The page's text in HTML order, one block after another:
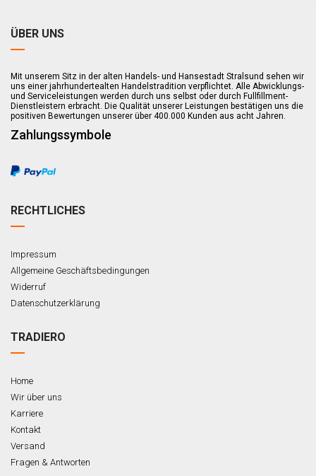
ÜBER UNS
Mit unserem Sitz in der alten Handels- und Hansestadt Stralsund sehen wir
uns einer jahrhundertealten Handelstradition verpflichtet. Alle Abwicklungs-
und Serviceleistungen werden durch uns selbst oder durch Fullfillment-
Dienstleistern erbracht. Die Qualität unserer Leistungen bestätigen uns die
positiven Bewertungen unserer über 400.000 Kunden aus acht Jahren.
Zahlungssymbole
RECHTLICHES
Impressum
Allgemeine Geschäftsbedingungen
Widerruf
Datenschutzerklärung
TRADIERO
Home
Wir über uns
Karriere
Kontakt
Versand
Fragen & Antworten